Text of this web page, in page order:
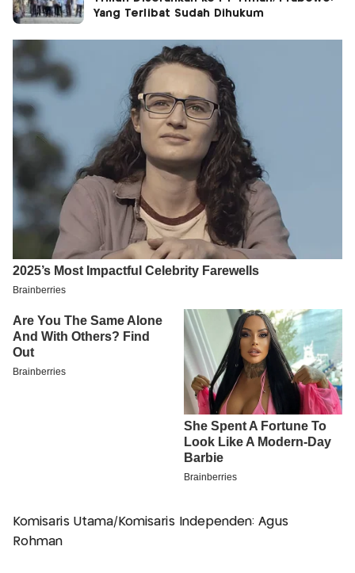
Yang Terlibat Sudah Dihukum
Komisaris Utama/Komisaris Independen: Agus
Rohman